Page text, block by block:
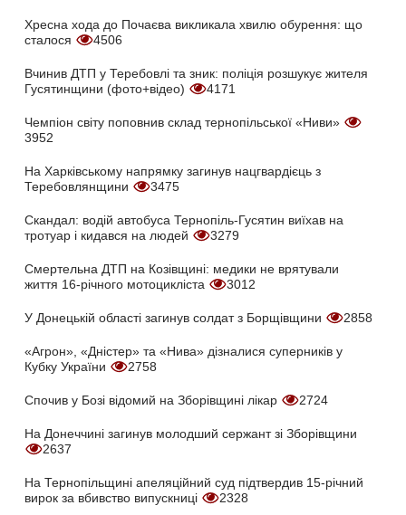
Хресна хода до Почаєва викликала хвилю обурення: що
сталося
4506
Вчинив ДТП у Теребовлі та зник: поліція розшукує жителя
Гусятинщини (фото+відео)
4171
Чемпіон світу поповнив склад тернопільської «Ниви»
3952
На Харківському напрямку загинув нацгвардієць з
Теребовлянщини
3475
Скандал: водій автобуса Тернопіль-Гусятин виїхав на
тротуар і кидався на людей
3279
Смертельна ДТП на Козівщині: медики не врятували
життя 16-річного мотоцикліста
3012
У Донецькій області загинув солдат з Борщівщини 2858
«Агрон», «Дністер» та «Нива» дізналися суперників у
Кубку України
2758
Спочив у Бозі відомий на Зборівщині лікар 2724
На Донеччині загинув молодший сержант зі Зборівщини
2637
На Тернопільщині апеляційний суд підтвердив 15-річний
вирок за вбивство випускниці
2328